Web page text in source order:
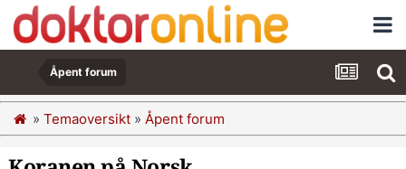
Åpent forum
» Temaoversikt » Åpent forum